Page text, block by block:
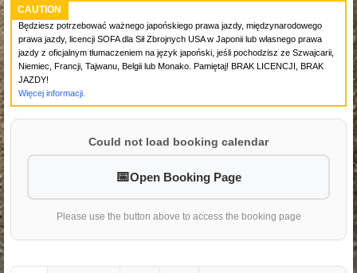
CAUTION
Będziesz potrzebować ważnego japońskiego prawa jazdy, międzynarodowego
prawa jazdy, licencji SOFA dla Sił Zbrojnych USA w Japonii lub własnego prawa
jazdy z oficjalnym tłumaczeniem na język japoński, jeśli pochodzisz ze Szwajcarii,
Niemiec, Francji, Tajwanu, Belgii lub Monako. Pamiętaj! BRAK LICENCJI, BRAK
JAZDY!
Więcej informacji.
Could not load booking calendar
Open Booking Page
Please use the button above to access the booking page